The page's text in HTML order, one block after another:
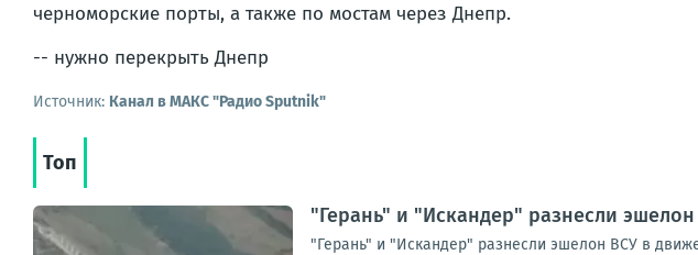
черноморские порты, а также по мостам через Днепр.
-- нужно перекрыть Днепр
Источник: Канал в МАКС "Радио Sputnik"
Топ
"Герань" и "Искандер" разнесли
"Герань" и "Искандер" разнесли эшелон ВСУ в